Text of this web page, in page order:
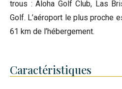
trous : Aloha Golf Club, Las
Golf. L’aéroport le plus proche
61 km de l’hébergement.
Caractéristiques